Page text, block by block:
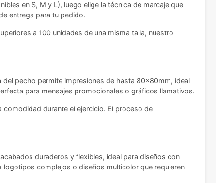
en S, M y L), luego elige la técnica de marcaje que
entrega para tu pedido.
a 100 unidades de una misma talla, nuestro
pecho permite impresiones de hasta 80x80mm, ideal
para mensajes promocionales o gráficos llamativos.
durante el ejercicio. El proceso de
duraderos y flexibles, ideal para diseños con
complejos o diseños multicolor que requieren